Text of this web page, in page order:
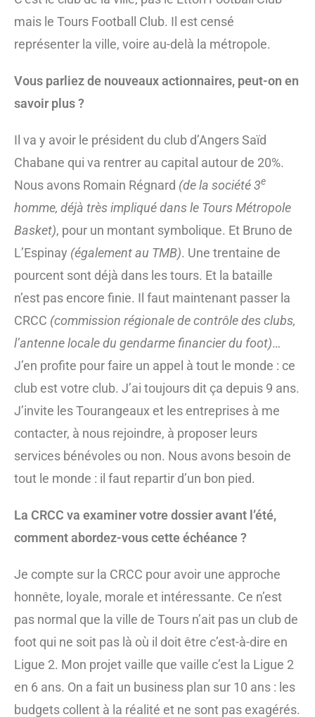
mais le Tours Football Club. Il est censé
représenter la ville, voire au-delà la métropole.
Vous parliez de nouveaux actionnaires, peut-on en
savoir plus ?
Il va y avoir le président du club d’Angers Saïd
Chabane qui va rentrer au capital autour de 20%.
Nous avons Romain Régnard (de la société 3e
homme, déjà très impliqué dans le Tours Métropole
Basket), pour un montant symbolique. Et Bruno de
L’Espinay (également au TMB). Une trentaine de
pourcent sont déjà dans les tours. Et la bataille
n’est pas encore finie. Il faut maintenant passer la
CRCC (commission régionale de contrôle des clubs,
l’antenne locale du gendarme financier du foot)…
J’en profite pour faire un appel à tout le monde : ce
club est votre club. J’ai toujours dit ça depuis 9 ans.
J’invite les Tourangeaux et les entreprises à me
contacter, à nous rejoindre, à proposer leurs
services bénévoles ou non. Nous avons besoin de
tout le monde : il faut repartir d’un bon pied.
La CRCC va examiner votre dossier avant l’été,
comment abordez-vous cette échéance ?
Je compte sur la CRCC pour avoir une approche
honnête, loyale, morale et intéressante. Ce n’est
pas normal que la ville de Tours n’ait pas un club de
foot qui ne soit pas là où il doit être c’est-à-dire en
Ligue 2. Mon projet vaille que vaille c’est la Ligue 2
en 6 ans. On a fait un business plan sur 10 ans : les
budgets collent à la réalité et ne sont pas exagérés.